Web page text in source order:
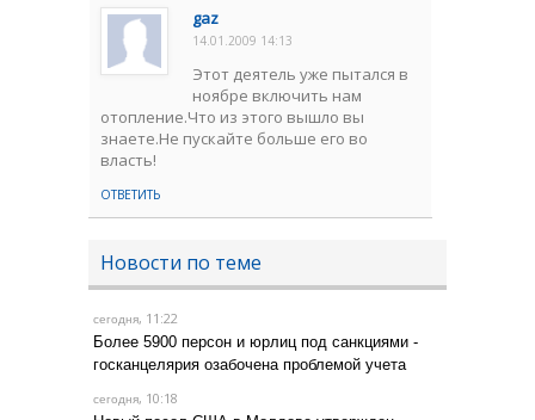
gaz
14.01.2009 14:13
Этот деятель уже пытался в
ноябре включить нам
отопление.Что из этого вышло вы
знаете.Не пускайте больше его во
власть!
ОТВЕТИТЬ
Новости по теме
сегодня, 11:22
Более 5900 персон и юрлиц под санкциями -
госканцелярия озабочена проблемой учета
сегодня, 10:18